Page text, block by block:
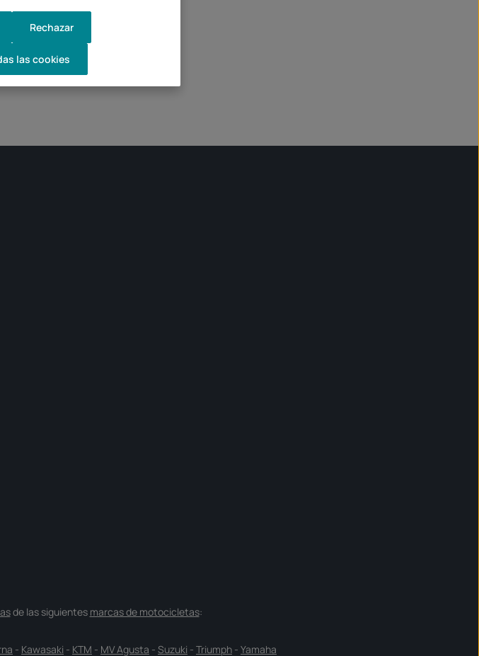
de las siguientes marcas de motocicletas:
- Kawasaki - KTM - MV Agusta - Suzuki - Triumph - Yamaha
Rechazar
las cookies